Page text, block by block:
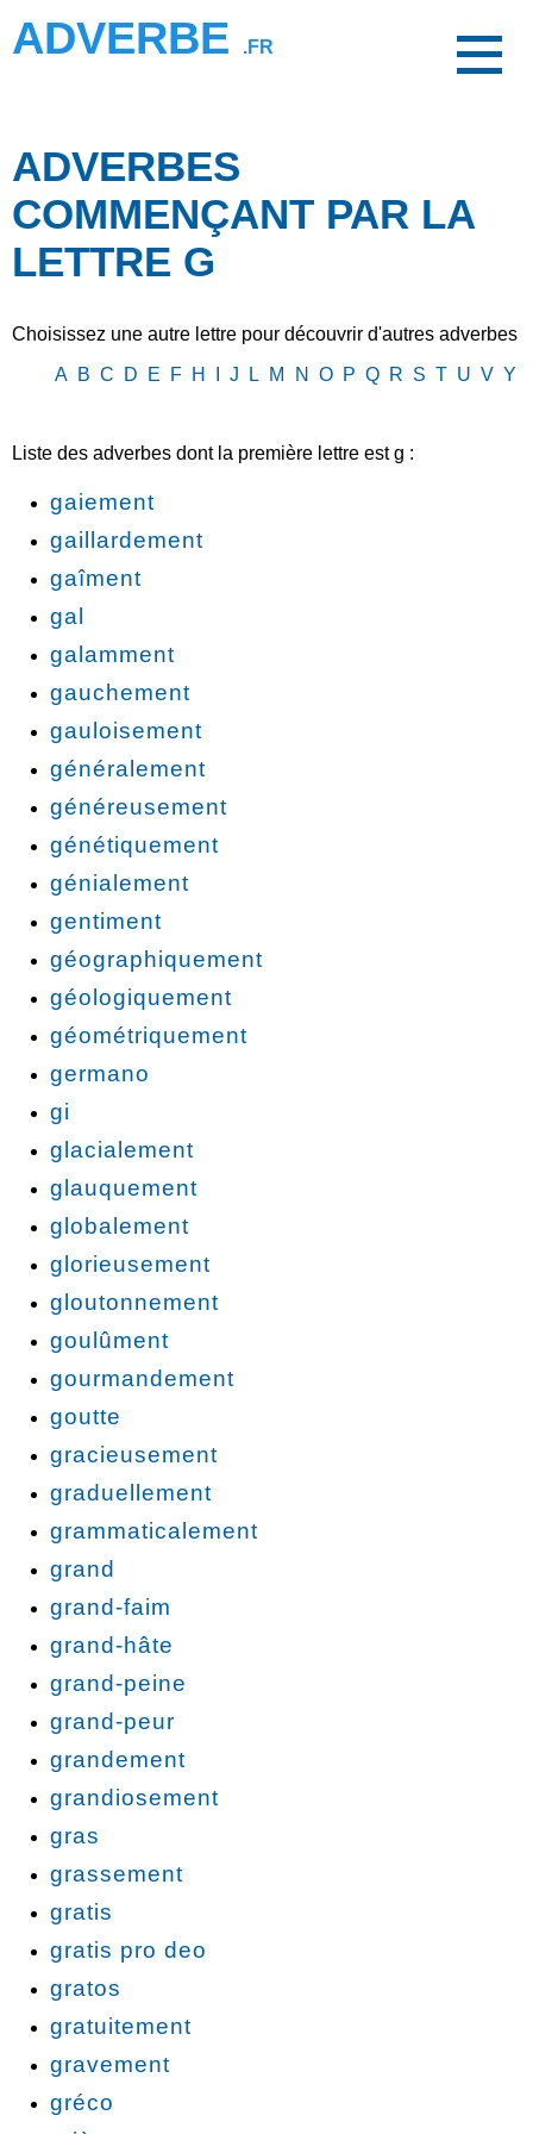
ADVERBE .FR
ADVERBES
COMMENÇANT PAR LA
LETTRE G
Choisissez une autre lettre pour découvrir d'autres adverbes
A B C D E F H J L M N O P Q R S T U V Y
Liste des adverbes dont la première lettre est g :
gaiement
gaillardement
gaîment
gal
galamment
gauchement
gauloisement
généralement
généreusement
génétiquement
génialement
gentiment
géographiquement
géologiquement
géométriquement
germano
gi
glacialement
glauquement
globalement
glorieusement
gloutonnement
goulûment
gourmandement
goutte
gracieusement
graduellement
grammaticalement
grand
grand-faim
grand-hâte
grand-peine
grand-peur
grandement
grandiosement
gras
grassement
gratis
gratis pro deo
gratos
gratuitement
gravement
gréco